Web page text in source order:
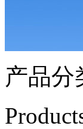
产品分